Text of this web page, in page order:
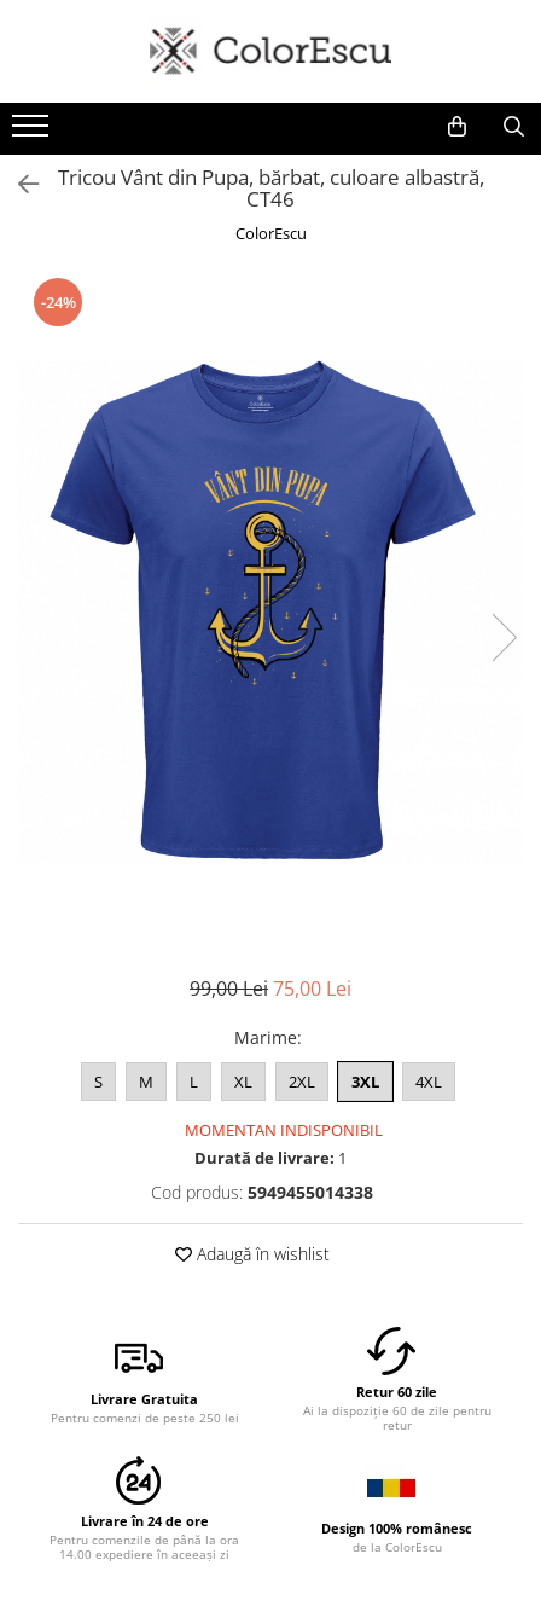
Toate produsele
Tricouri
Tricouri bărbați
Tricouri damă
Tricouri sport tehnice
Bluze si hanorace
Bluze si hanorace bărbați
Bluze si hanorace damă
Bluze de trening | Bluze tehnice
Pantaloni
Șepci și căciuli
Simboluri tradiționale
Tricouri cu mesaje de bine
Tricouri de poveste
Colecții speciale
Tricou Vânt din Pupa, bărbat, culoare albastră,
CT46
ColorEscu
-24%
99,00 Lei75,00 Lei
Marime:
S M L XL 2XL 3XL 4XL
MOMENTAN INDISPONIBIL
Durată de livrare: 1
Cod produs: 5949455014338
Adaugă în wishlist
Livrare Gratuita
Pentru comenzi de peste 250 lei
Retur 60 zile
Ai la dispoziție 60 de zile pentru
retur
Livrare în 24 de ore
Pentru comenzile de până la ora
14.00 expediere în aceeași zi
Design 100% românesc
de la ColorEscu